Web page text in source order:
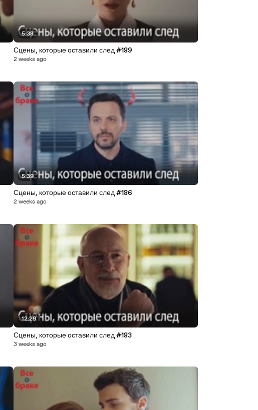
5:38
Сцены, которые оставили след #189
2 weeks ago
5:39
Сцены, которые оставили след #186
2 weeks ago
12:29
Сцены, которые оставили след #183
3 weeks ago